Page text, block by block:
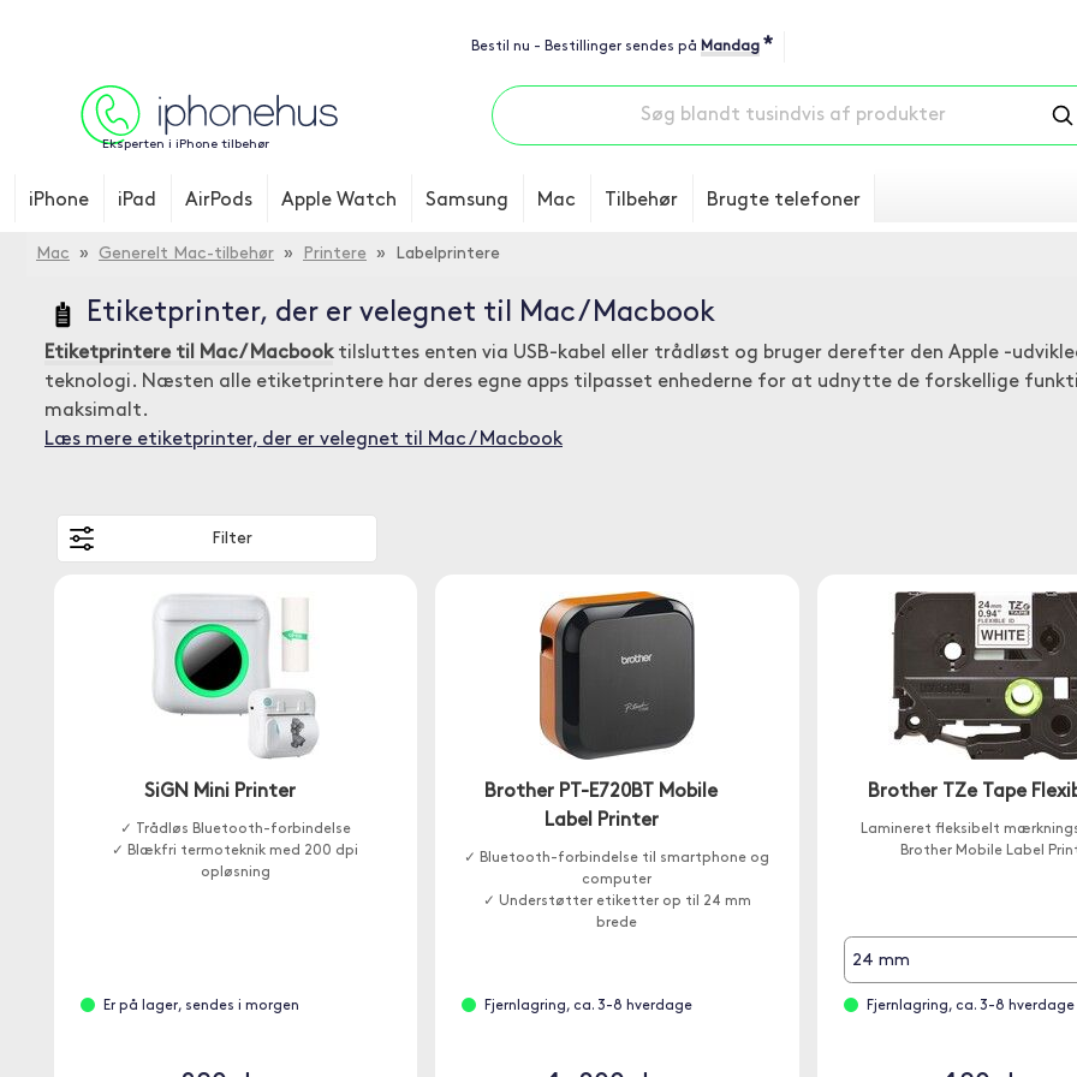
Bestil nu - Bestillinger sendes på Mandag *
Eksperten i iPhone tilbehør
iPhone iPad AirPods Apple Watch Samsung Mac Tilbehør Brugte telefoner
Mac » Generelt Mac-tilbehør » Printere » Labelprintere
Etiketprinter, der er velegnet til Mac / Macbook
Etiketprintere til Mac/ Macbooktilsluttes enten via USB-kabel eller trådløst og bruger derefter den Apple -
teknologi. Næsten alle etiketprintere har deres egne apps tilpasset enhederne for at udnytte de forskellige
maksimalt.
Læs mere etiketprinter, der er velegnet til Mac / Macbook
Filter
SiGN Mini Printer
✓ Trådløs Bluetooth-forbindelse
✓ Blækfri termoteknik med 200 dpi
opløsning
Er på lager, sendes i morgen
Brother PT-E720BT Mobile
Label Printer
✓ Bluetooth-forbindelse til smartphone og
computer
✓ Understøtter etiketter op til 24 mm
brede
Fjernlagring, ca. 3-8 hverdage
Brother TZe Tape
Lamineret fleksibelt
Brother Mobile Label
24 mm
Fjernlagring, ca. 3-8 hverdage